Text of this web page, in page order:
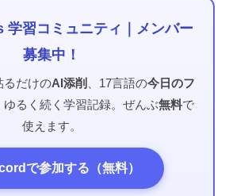
習コミュニティ｜メンバー
募集中！
るだけのAI添削 、17言語の今日のフ
ゆるく続く学習記録。ぜんぶ無料で
使えます。
で参加する（無料）